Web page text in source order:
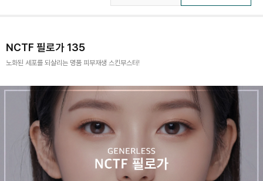
NCTF 필로가 135
노화된 세포를 되살리는 명품 피부재생 스킨부스터!